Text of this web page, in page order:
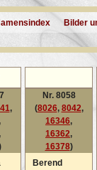
Bilder
,
,
,
Nr. 8058
(8026, 8042,
16346,
16362,
16378)
Berend